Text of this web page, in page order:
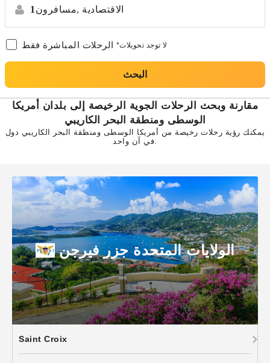
1 مسافرون, الاقتصادية
الرحلات المباشرة فقط *لا توجد تحويلات
البحث
مقارنة وبحث الرحلات الجوية الرخيصة إلى بلدان أمريكا
الوسطى ومنطقة البحر الكاريبي
يمكنك رؤية رحلات رخيصة من أمريكا الوسطى ومنطقة البحر الكاريبي دول
في آن واحد.
الولايات المتحدة جزر فيرجن
Saint Croix